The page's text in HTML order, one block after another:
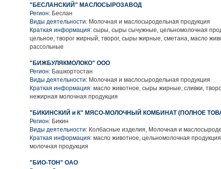
"БЕСЛАНСКИЙ" МАСЛОСЫРОЗАВОД
Регион: Беслан
Виды деятельности: Молочная и маслосыродельная продукция
Краткая информация: сыры, сыры сычужные, цельномолочная
цельное, творог жирный, творог, сыры жирные, сметана, масло
рассольные
"БИЖБУЛЯКМОЛОКО" ООО
Регион: Башкортостан
Виды деятельности: Молочная и маслосыродельная продукция
Краткая информация: масло животное, сыры жирные, сливки,
нежирная молочная продукция
"БИКИНСКИЙ и К" МЯСО-МОЛОЧНЫЙ КОМБИНАТ (ПОЛНОЕ
Регион: Бикин
Виды деятельности: Колбасные изделия, Молочная и
Краткая информация: масло животное, цельномолочная
молочная продукция
"БИО-ТОН" ОАО